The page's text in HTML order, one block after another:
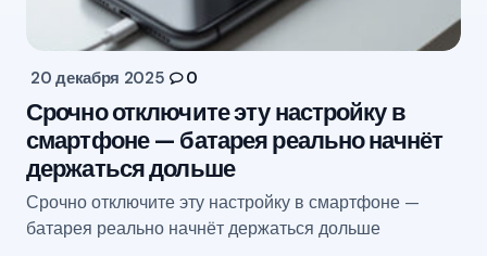
20 декабря 2025 0
Срочно отключите эту настройку в
смартфоне — батарея реально начнёт
держаться дольше
Срочно отключите эту настройку в смартфоне —
батарея реально начнёт держаться дольше